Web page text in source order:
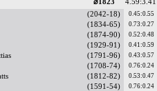
⌀1823
4.59:3.41
(2042-18) 0.45:0.55
(1834-65) 0.73:0.27
(1874-90) 0.52:0.48
(1929-91) 0.41:0.59
(1791-96) 0.43:0.57
(1708-74) 0.76:0.24
(1812-82) 0.53:0.47
(1591-54) 0.76:0.24